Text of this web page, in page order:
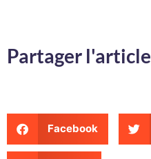
Partager l'article
Facebook